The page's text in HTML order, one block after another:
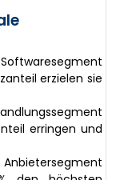
erzielen sie
erringen und